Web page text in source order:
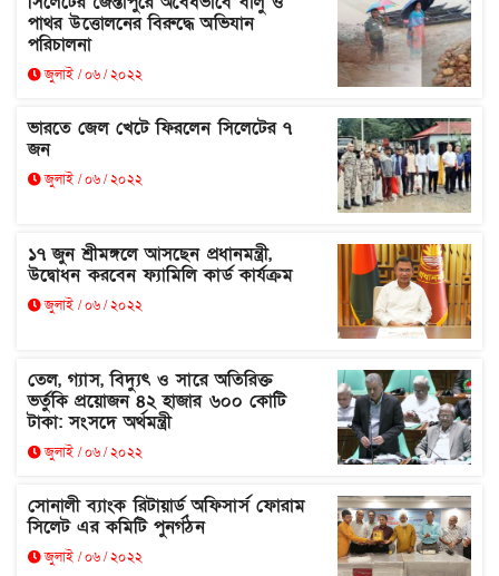
পাথর উত্তোলনের বিরুদ্ধে অভিযান
পরিচালনা
জুলাই / ০৬ / ২০২২
ভারতে জেল খেটে ফিরলেন সিলেটের ৭
জন
জুলাই / ০৬ / ২০২২
১৭ জুন শ্রীমঙ্গলে আসছেন প্রধানমন্ত্রী,
উদ্বোধন করবেন ফ্যামিলি কার্ড কার্যক্রম
জুলাই / ০৬ / ২০২২
তেল, গ্যাস, বিদ্যুৎ ও সারে অতিরিক্ত
ভর্তুকি প্রয়োজন ৪২ হাজার ৬০০ কোটি
টাকা: সংসদে অর্থমন্ত্রী
জুলাই / ০৬ / ২০২২
সোনালী ব্যাংক রিটায়ার্ড অফিসার্স ফোরাম
সিলেট এর কমিটি পুনর্গঠন
জুলাই / ০৬ / ২০২২